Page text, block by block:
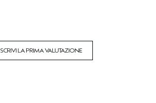
SCRIVI LA PRIMA VALUTAZIONE